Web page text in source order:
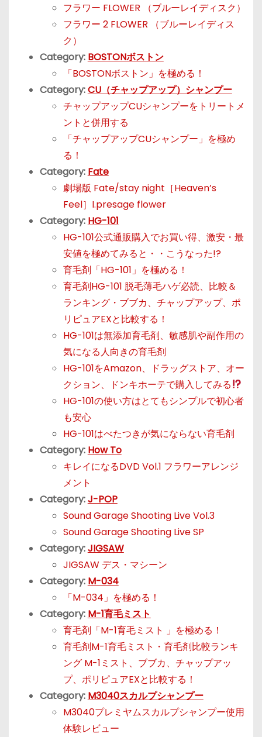
フラワー FLOWER （ブルーレイディスク）
フラワー 2 FLOWER （ブルーレイディス
ク）
Category: BOSTONボストン
「BOSTONボストン」を極める！
Category:CU（チャップアップ）シャンプー
チャップアップCUシャンプーをトリートメ
ントと併用する
「チャップアップCUシャンプー」を極め
る！
Category: Fate
劇場版 Fate/stay night［Heaven’s
Feel］I.presage flower
Category: HG-101
HG-101公式通販購入でお買い得、激安・最
安値を極めてみると・・こうなった!?
育毛剤「HG-101」を極める！
育毛剤HG-101 脱毛薄毛ハゲ必読、比較＆
ランキング・ブブカ、チャップアップ、ポ
リピュアEXと比較する！
HG-101は無添加育毛剤、敏感肌や副作用の
気になる人向きの育毛剤
HG-101をAmazon、ドラッグストア、オー
クション、ドンキホーテで購入してみる
HG-101の使い方はとてもシンプルで初心者
も安心
HG-101はべたつきが気にならない育毛剤
Category: How To
キレイになるDVD Vol.1 フラワーアレンジ
メント
Category:J-POP
Sound Garage Shooting Live Vol.3
Sound Garage Shooting Live SP
Category:JIGSAW
JIGSAW デス・マシーン
Category: M-034
「M-034」を極める！
Category: M-1育毛ミスト
育毛剤「M-1育毛ミスト 」を極める！
育毛剤M-1育毛ミスト・育毛剤比較ランキ
ング M-1ミスト、ブブカ、チャップアッ
プ、ポリピュアEXと比較する！
Category: M3040スカルプシャンプー
M3040プレミヤムスカルプシャンプー使用
体験レビュー